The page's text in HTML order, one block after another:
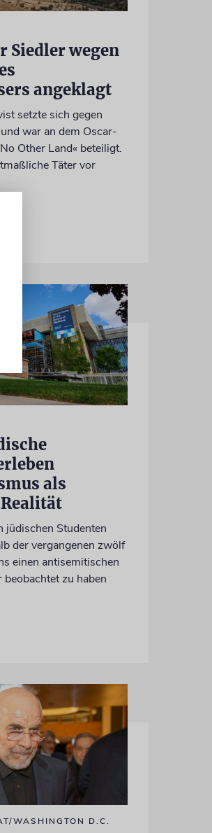
Siedler wegen
angeklagt
setzte sich gegen
war an dem Oscar-
Other Land« beteiligt.
Täter vor
als
jüdischen Studenten
der vergangenen zwölf
einen antisemitischen
zu haben
WASHINGTON D.C.